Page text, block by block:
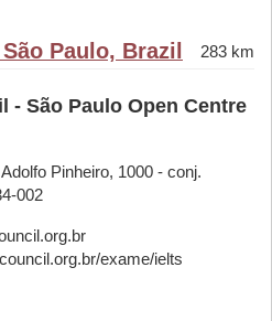
Paulo, Brazil 283 km
- São Paulo Open Centre
Pinheiro, 1000 - conj.
002
exame/ielts